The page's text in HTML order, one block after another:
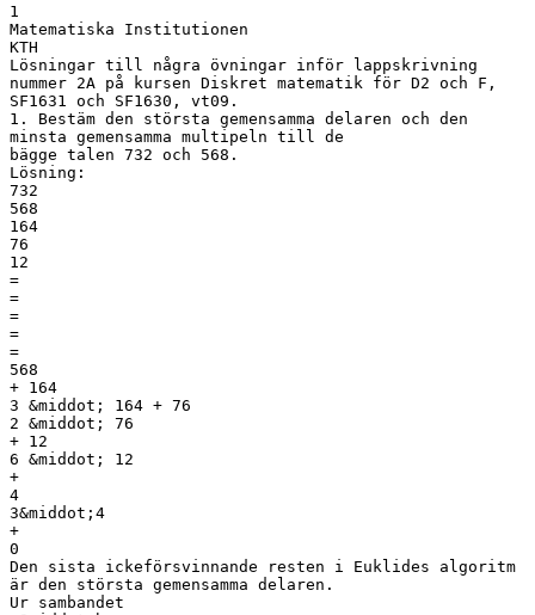
1
Matematiska Institutionen
KTH
Lösningar till några övningar inför lappskrivning
nummer 2A på kursen Diskret matematik för D2 och F,
SF1631 och SF1630, vt09.
1. Bestäm den största gemensamma delaren och den
minsta gemensamma multipeln till de
bägge talen 732 och 568.
Lösning:
732
568
164
76
12
=
=
=
=
=
568
+ 164
3 &middot; 164 + 76
2 &middot; 76
+ 12
6 &middot; 12
+
4
3&middot;4
+
0
Den sista ickeförsvinnande resten i Euklides algoritm
är den största gemensamma delaren.
Ur sambandet